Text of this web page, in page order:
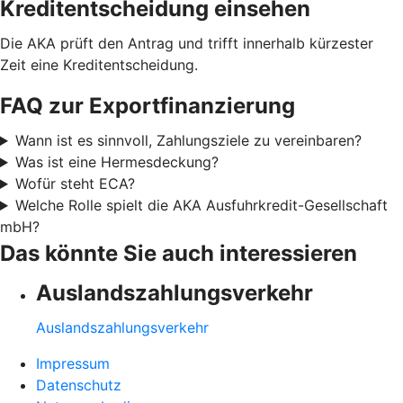
Kreditentscheidung einsehen
Die AKA prüft den Antrag und trifft innerhalb kürzester
Zeit eine Kreditentscheidung.
FAQ zur Exportfinanzierung
Wann ist es sinnvoll, Zahlungsziele zu vereinbaren?
Was ist eine Hermesdeckung?
Wofür steht ECA?
Welche Rolle spielt die AKA Ausfuhrkredit-Gesellschaft
mbH?
Das könnte Sie auch interessieren
Auslandszahlungsverkehr
Auslandszahlungsverkehr
Impressum
Datenschutz